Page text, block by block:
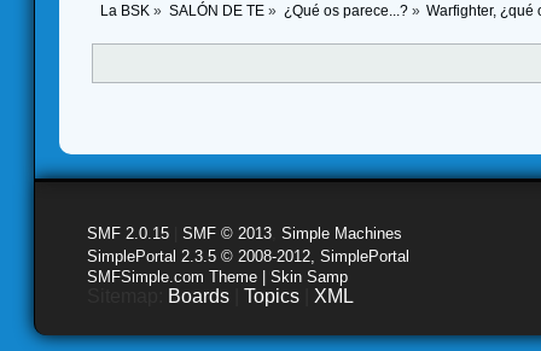
La BSK » SALÓN DE TE» ¿Qué os parece...?» Warfighter, ¿qué
SMF 2.0.15 SMF © 2013 Simple Machines
SimplePortal 2.3.5 © 2008-2012, SimplePortal
SMFSimple.com Theme | Skin Samp
Boards Topics XML